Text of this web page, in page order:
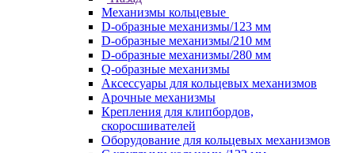
Механизмы кольцевые
D-образные механизмы/123 мм
D-образные механизмы/210 мм
D-образные механизмы/280 мм
Q-образные механизмы
Аксессуары для кольцевых механизмов
Арочные механизмы
Крепления для клипбордов,
скоросшивателей
Оборудование для кольцевых механизмов